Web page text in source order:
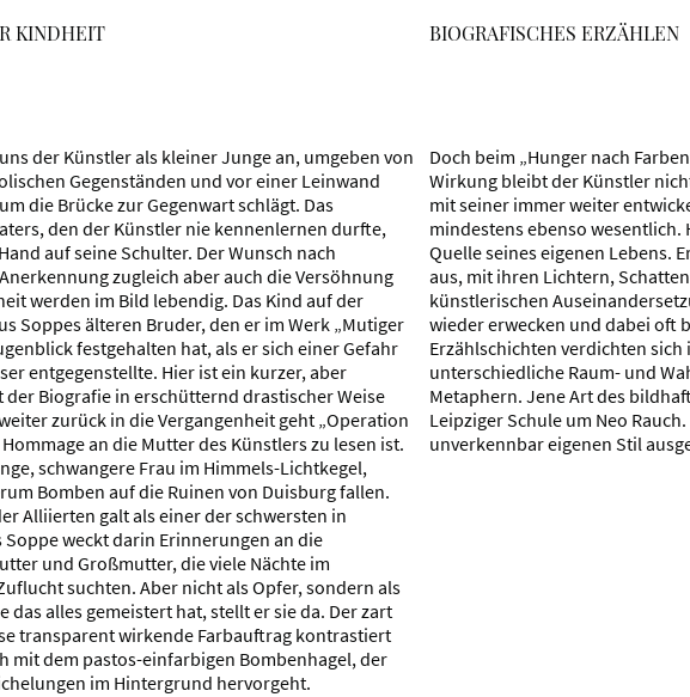
KINDHEIT
der Künstler als kleiner Junge an, umgeben von
Gegenständen und vor einer Leinwand
die Brücke zur Gegenwart schlägt. Das
den der Künstler nie kennenlernen durfte,
auf seine Schulter. Der Wunsch nach
zugleich aber auch die Versöhnung
werden im Bild lebendig. Das Kind auf der
Soppes älteren Bruder, den er im Werk „Mutiger
festgehalten hat, als er sich einer Gefahr
entgegenstellte. Hier ist ein kurzer, aber
der Biografie in erschütternd drastischer Weise
zurück in die Vergangenheit geht „Operation
an die Mutter des Künstlers zu lesen ist.
schwangere Frau im Himmels-Lichtkegel,
Bomben auf die Ruinen von Duisburg fallen.
Alliierten galt als einer der schwersten in
Soppe weckt darin Erinnerungen an die
und Großmutter, die viele Nächte im
suchten. Aber nicht als Opfer, sondern als
das alles gemeistert hat, stellt er sie da. Der zart
transparent wirkende Farbauftrag kontrastiert
mit dem pastos-einfarbigen Bombenhagel, der
im Hintergrund hervorgeht.
BIOGRAFISCHES ERZÄHLEN
Doch beim „Hunger nach
Wirkung bleibt der Künstler
mit seiner immer weiter
mindestens ebenso wesentlich.
Quelle seines eigenen Lebens.
aus, mit ihren Lichtern,
künstlerischen
wieder erwecken und dabei oft
Erzählschichten verdichten sich
unterschiedliche Raum- und
Metaphern. Jene Art des
Leipziger Schule um Neo
unverkennbar eigenen Stil